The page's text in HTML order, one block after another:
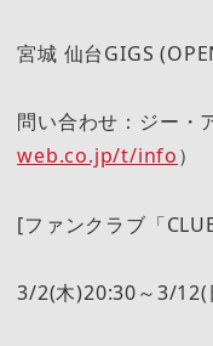
宮城 仙台GIGS
問い合わせ：ジー・
web.co.jp/t/info）
[ファンクラブ「
3/2(木)20:30～3/12(